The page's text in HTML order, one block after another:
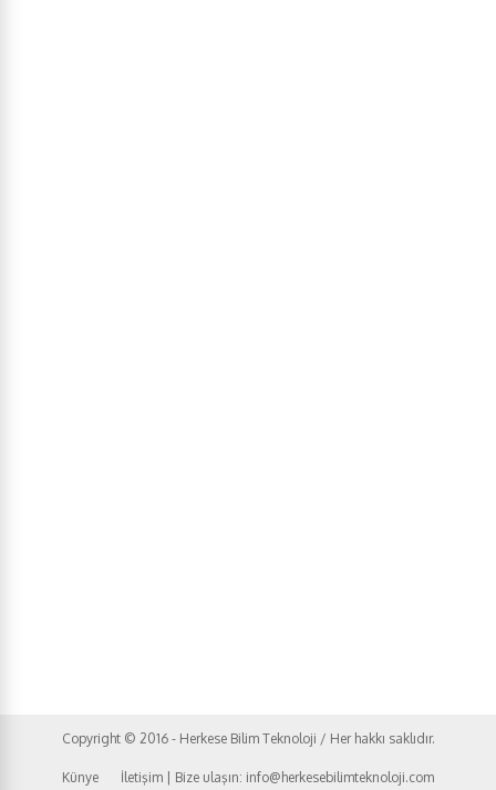
Copyright © 2016 - Herkese Bilim Teknoloji / Her hakkı saklıdır.
Künye İletişim | Bize ulaşın: info@herkesebilimteknoloji.com